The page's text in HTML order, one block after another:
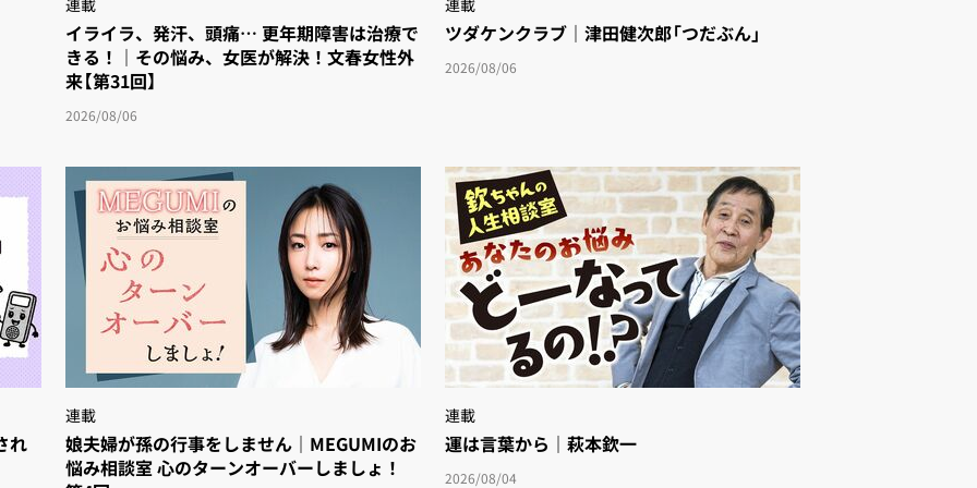
連載
イライラ、発汗、頭痛… 更年期障害は治療で
きる！｜その悩み、女医が解決！文春女性外
来【第31回】
2026/08/06
連載
ツダケンクラブ｜津田健次郎「つだぶん」
2026/08/06
れ
連載
娘夫婦が孫の行事をしません｜MEGUMIのお
悩み相談室 心のターンオーバーしましょ！
連載
運は言葉から｜萩本欽一
2026/08/04